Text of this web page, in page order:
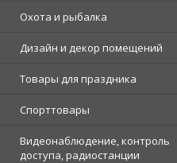
Охота и рыбалка
Дизайн и декор помещений
Товары для праздника
Спорттовары
Видеонаблюдение, контроль
доступа, радиостанции